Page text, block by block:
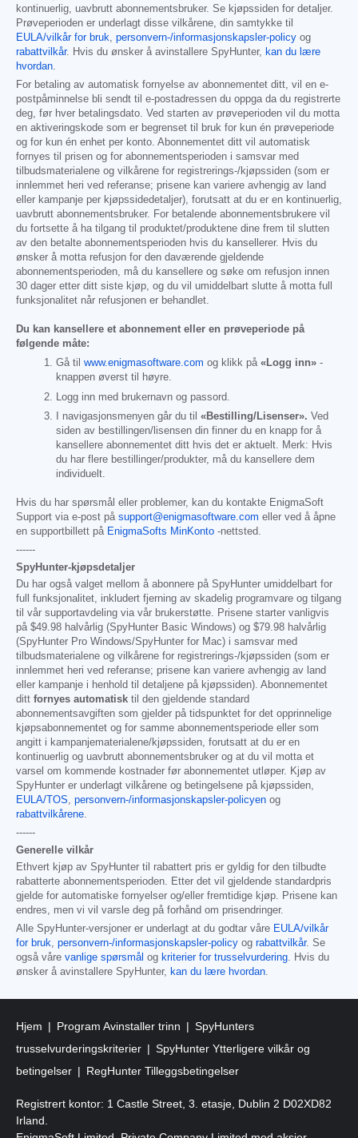
kontinuerlig, uavbrutt abonnementsbruker. Se kjøpssiden for detaljer.
Prøveperioden er underlagt disse vilkårene, din samtykke til
EULA/vilkår for bruk, personvern-/informasjonskapsler-policy og
rabattvilkår. Hvis du ønsker å avinstallere SpyHunter, kan du lære
hvordan.
For betaling av automatisk fornyelse av abonnementet ditt, vil en e-
postpåminnelse bli sendt til e-postadressen du oppga da du registrerte
deg, før hver betalingsdato. Ved starten av prøveperioden vil du motta
en aktiveringskode som er begrenset til bruk for kun én prøveperiode
og for kun én enhet per konto. Abonnementet ditt vil automatisk
fornyes til prisen og for abonnementsperioden i samsvar med
tilbudsmaterialene og vilkårene for registrerings-/kjøpssiden (som er
innlemmet heri ved referanse; prisene kan variere avhengig av land
eller kampanje per kjøpssidedetaljer), forutsatt at du er en kontinuerlig,
uavbrutt abonnementsbruker. For betalende abonnementsbrukere vil
du fortsette å ha tilgang til produktet/produktene dine frem til slutten
av den betalte abonnementsperioden hvis du kansellerer. Hvis du
ønsker å motta refusjon for den daværende gjeldende
abonnementsperioden, må du kansellere og søke om refusjon innen
30 dager etter ditt siste kjøp, og du vil umiddelbart slutte å motta full
funksjonalitet når refusjonen er behandlet.
Du kan kansellere et abonnement eller en prøveperiode på
følgende måte:
Gå til www.enigmasoftware.com og klikk på «Logg inn» -
knappen øverst til høyre.
Logg inn med brukernavn og passord.
I navigasjonsmenyen går du til «Bestilling/Lisenser». Ved
siden av bestillingen/lisensen din finner du en knapp for å
kansellere abonnementet ditt hvis det er aktuelt. Merk: Hvis
du har flere bestillinger/produkter, må du kansellere dem
individuelt.
Hvis du har spørsmål eller problemer, kan du kontakte EnigmaSoft
Support via e-post på support@enigmasoftware.com eller ved å åpne
en supportbillett på EnigmaSofts MinKonto -nettsted.
------
SpyHunter-kjøpsdetaljer
Du har også valget mellom å abonnere på SpyHunter umiddelbart for
full funksjonalitet, inkludert fjerning av skadelig programvare og tilgang
til vår supportavdeling via vår brukerstøtte. Prisene starter vanligvis
på $49.98 halvårlig (SpyHunter Basic Windows) og $79.98 halvårlig
(SpyHunter Pro Windows/SpyHunter for Mac) i samsvar med
tilbudsmaterialene og vilkårene for registrerings-/kjøpssiden (som er
innlemmet heri ved referanse; prisene kan variere avhengig av land
eller kampanje i henhold til detaljene på kjøpssiden). Abonnementet
ditt fornyes automatisk til den gjeldende standard
abonnementsavgiften som gjelder på tidspunktet for det opprinnelige
kjøpsabonnementet og for samme abonnementsperiode eller som
angitt i kampanjematerialene/kjøpssiden, forutsatt at du er en
kontinuerlig og uavbrutt abonnementsbruker og at du vil motta et
varsel om kommende kostnader før abonnementet utløper. Kjøp av
SpyHunter er underlagt vilkårene og betingelsene på kjøpssiden,
EULA/TOS
personvern-/informasjonskapsler-policyen og
rabattvilkårene
------
Generelle vilkår
Ethvert kjøp av SpyHunter til rabattert pris er gyldig for den tilbudte
rabatterte abonnementsperioden. Etter det vil gjeldende standardpris
gjelde for automatiske fornyelser og/eller fremtidige kjøp. Prisene kan
endres, men vi vil varsle deg på forhånd om prisendringer.
Alle SpyHunter-versjoner er underlagt at du godtar våre EULA/vilkår
for bruk
personvern-/informasjonskapsler-policy og rabattvilkår. Se
også våre vanlige spørsmål og kriterier for trusselvurdering . Hvis du
ønsker å avinstallere SpyHunter,
kan du lære hvordan
Hjem Program Avinstaller trinn
SpyHunters
trusselvurderingskriterier
SpyHunter Ytterligere vilkår og
betingelser
RegHunter Tilleggsbetingelser
Registrert kontor: 1 Castle Street, 3. etasje, Dublin 2 D02XD82
Irland.